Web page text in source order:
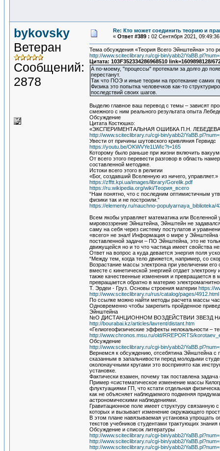
bykovsky
Ветеран
Сообщений:
2878
Re: Кто может соединить теорию и
« Ответ #389 : 02 Сентября 2021,
Тема обсуждения «Теория Всего Эйнштейна» это
http://www.sciteclibrary.ru/cgi-bin/yabb2/
Цитата: 103F352334286968510 link=1609898128/
А по-моему, "процессы" протекали за долго до
перестанут.
Так что ПОЭ и иные теории на протекание самих
Физика это попытка человечков как-то
последствий своих шагов.
Выделю главное ваш перевод с темы – зависят
смежного с ним реального результата опыта
Обсуждение
Цитата Костюшко:
«ЭКСПЕРИМЕНТАЛЬНАЯ ОШИБКА П.Н.
http://www.sciteclibrary.ru/cgi-bin/yabb2/
Увести от причины шутовского кривляния Гервидс
https://youtu.be/OKWVYe1LWIc?t=165
Которому было раньше при жизни включить
От всего этого перевести разговор в область
составленной методике.
Истоки всего этого в религии
«Бог, создавший Вселенную из ничего, управляет.»
https://zfftt.kpi.ua/images/library/Gorelik.pdf
https://ru.wikipedia.org/wiki/Теория_всего
“Нам понятно, что с последним оптимистичным
физики так и не построили.”
https://elementy.ru/nauchno-populyarnaya_biblioteka/
Всем якобы управляет математика или
мировоззрение Эйнштейна, Эйнштейн не
саму на себя через систему постулатов и
«всего» не знал! Информация о мире у Эйнштейна
поставленной задачи – ПО Эйнштейна, это не
движущейся но и то что частица имеет свойства
Ответ на вопрос а куда девается энергия поля
“Между тем, когда тело движется, например, со
Возрастание массы электрона при увеличении
вместе с кинетической энергией отдает
также качественные изменения и превращается в
превращается обратно в материю
Т. Эрдеи - Груз. Основы строения материи https://
http://www.sciteclibrary.ru/rus/catalog/pages/4912.html
По ссылке можно найти методы расчета массы
Одновременно чтобы закрепить пройденное
Эйнштейна
№О ДИСТАНЦИОННОМ ВОЗДЕЙСТВИИ ЗВЕЗД
http://bourabai.kz/articles/lavrent/distant.htm
«Гелиогеофизические эффекты нелокальности –
http://www.chronos.msu.ru/old/RREPORTS/
Обсуждение
http://www.sciteclibrary.ru/cgi-bin/yabb2/
Вернемся к обсуждению, отсебятина Эйнштейна
сказанным в запальчивости перед молодыми
околонаучными кругами это воспринято как
установке.
Фактически взамен, почему так поставлена
Пример «систематическое изменение массы
флуктуациями ГП, что кстати отдельная
как не объясняет наблюдаемого подменяя
астрономическими наблюдениями.
Гравитационное поле имеет структуру
которых и вызывает изменение окружающего
В этом плане навязываемая установка упрощать
текстов учебников студентами трактующих
Обсуждение и список литературы
http://www.sciteclibrary.ru/cgi-bin/yabb2/
http://www.sciteclibrary.ru/cgi-bin/yabb2/
http://www.sciteclibrary.ru/cgi-bin/yabb2/